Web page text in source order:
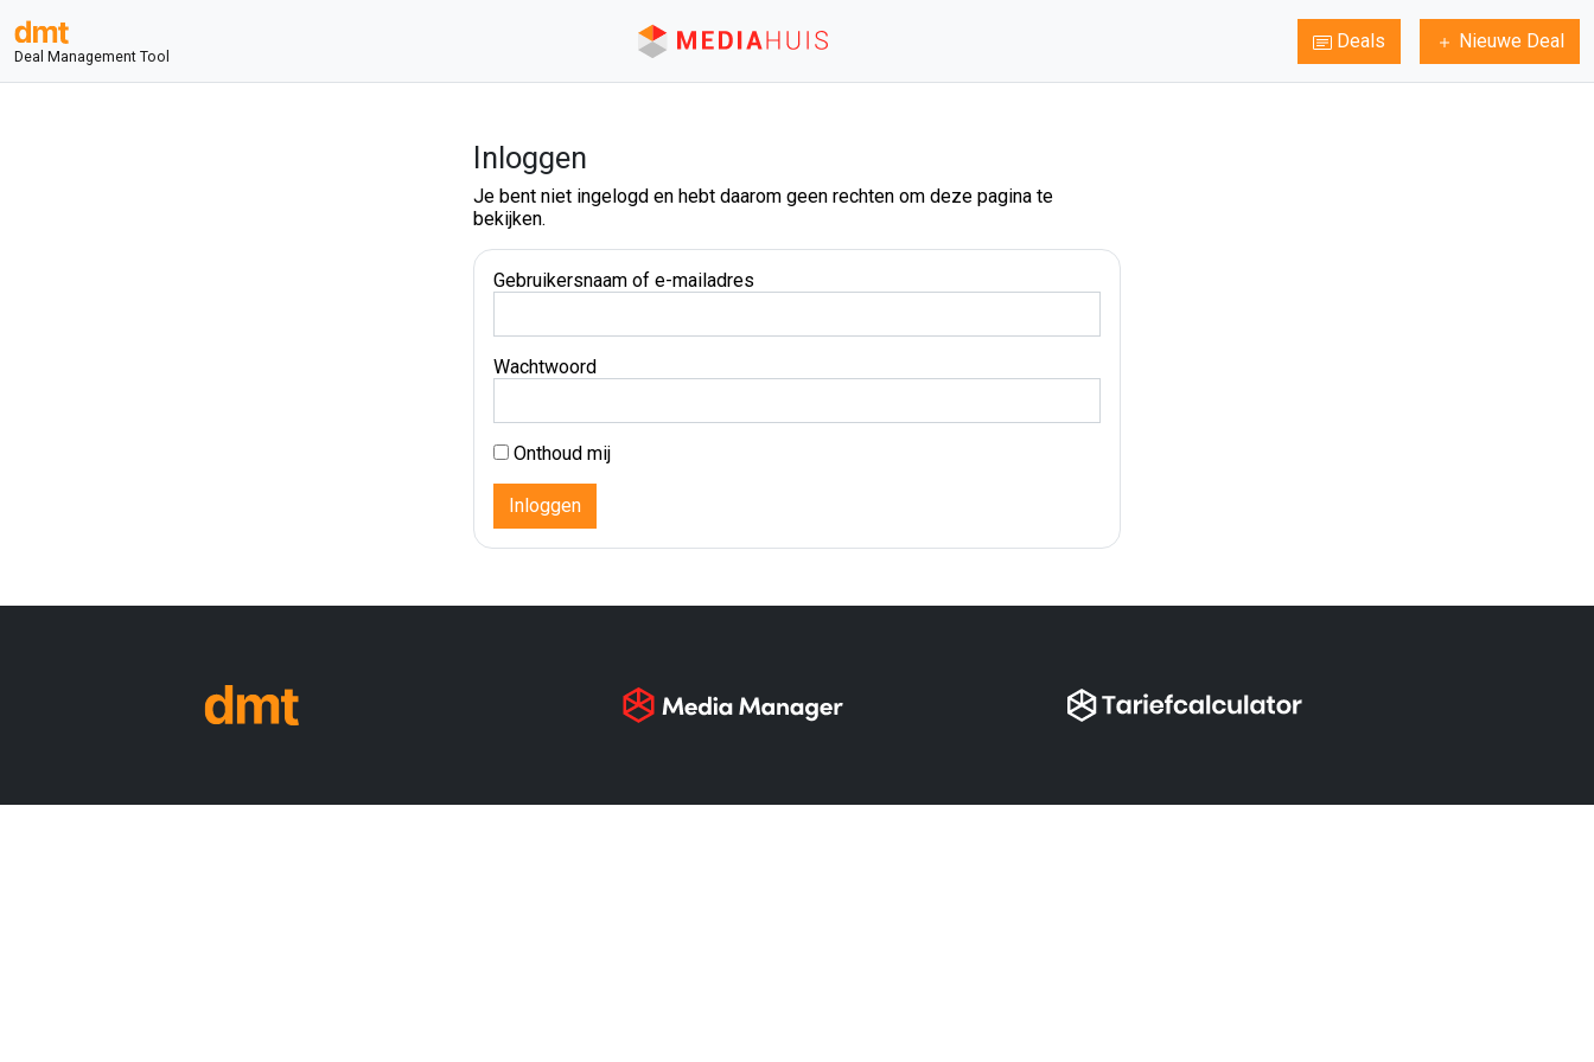
Deal Management Tool
Deals Nieuwe Deal
Inloggen
Je bent niet ingelogd en hebt daarom geen rechten om deze pagina te
bekijken.
Gebruikersnaam of e-mailadres
Wachtwoord
Onthoud mij